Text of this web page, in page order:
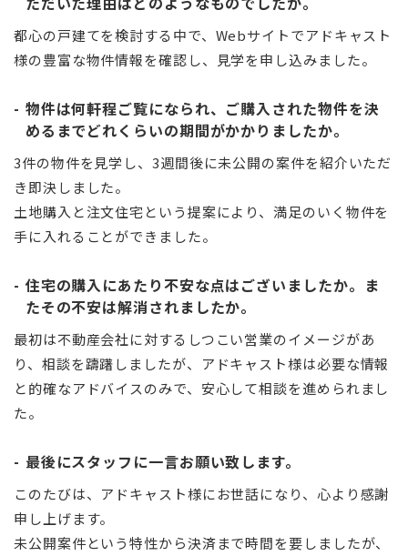
都心の戸建てを検討する中で、Webサイトでアドキャスト
様の豊富な物件情報を確認し、見学を申し込みました。
物件は何軒程ご覧になられ、ご購入された物件を決
めるまでどれくらいの期間がかかりましたか。
3件の物件を見学し、3週間後に未公開の案件を紹介いただ
き即決しました。
土地購入と注文住宅という提案により、満足のいく物件を
手に入れることができました。
住宅の購入にあたり不安な点はございましたか。ま
たその不安は解消されましたか。
最初は不動産会社に対するしつこい営業のイメージがあ
り、相談を躊躇しましたが、アドキャスト様は必要な情報
と的確なアドバイスのみで、安心して相談を進められまし
た。
最後にスタッフに一言お願い致します。
このたびは、アドキャスト様にお世話になり、心より感謝
申し上げます。
未公開案件という特性から決済まで時間を要しましたが、